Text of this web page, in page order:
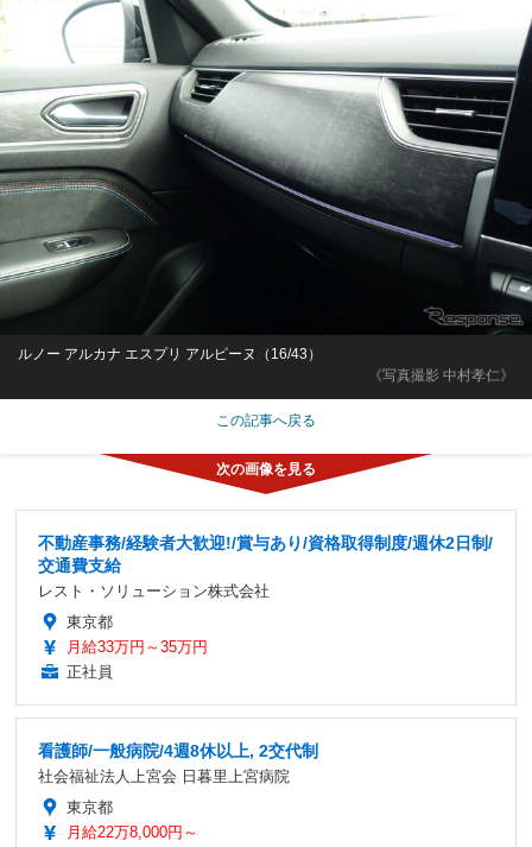
《写真撮影 中村孝仁》
ルノー アルカナ エスプリ アルピーヌ（16/43）
この記事へ戻る
不動産事務/経験者大歓迎!/賞与あり/資格取得制度/週休2日制/
交通費支給
レスト・ソリューション株式会社
東京都
月給33万円～35万円
正社員
看護師/一般病院/4週8休以上, 2交代制
社会福祉法人上宮会 日暮里上宮病院
東京都
月給22万8,000円～